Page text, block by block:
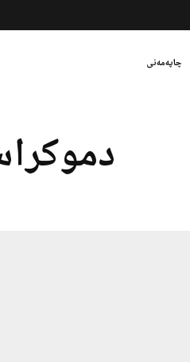
چاپەمەنی